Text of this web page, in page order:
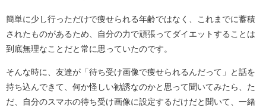
簡単に少し行っただけで痩せられる年齢ではなく、これまでに蓄積
されたものがあるため、自分の力で頑張ってダイエットすることは
到底無理なことだと常に思っていたのです。
そんな時に、友達が「待ち受け画像で痩せられるんだって」と話を
持ち込んできて、何か怪しい勧誘なのかと思って聞いてみたら、た
だ、自分のスマホの待ち受け画像に設定するだけだと聞いて、一緒